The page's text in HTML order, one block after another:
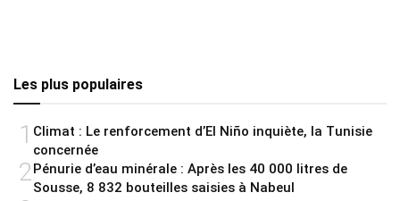
Les plus populaires
1 Climat : Le renforcement d’El Niño inquiète, la Tunisie
concernée
2Pénurie d’eau minérale : Après les 40 000 litres de
Sousse, 8 832 bouteilles saisies à Nabeul